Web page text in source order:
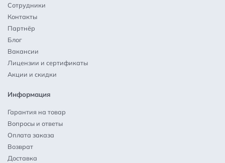
Сотрудники
Контакты
Партнёр
Блог
Вакансии
Лицензии и сертификаты
Акции и скидки
Информация
Гарантия на товар
Вопросы и ответы
Оплата заказа
Возврат
Доставка